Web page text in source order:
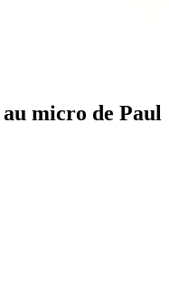
micro de Paul